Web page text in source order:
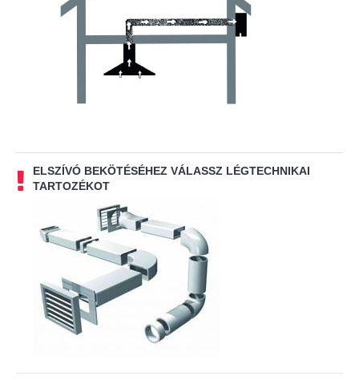
ELSZÍVÓ BEKÖTÉSÉHEZ VÁLASSZ LÉGTECHNIKAI
TARTOZÉKOT